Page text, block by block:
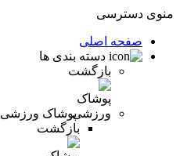
منوی دسترسی
صفحه اصلی
دسته بندی ها
بازگشت
پوشاک ورزشی
بازگشت